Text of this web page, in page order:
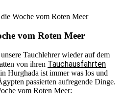
vom Roten Meer
Tauchlehrer wieder auf dem
von ihren Tauchausfahrten
Hurghada ist immer was los und
passierten aufregende Dinge.
vom Roten Meer: